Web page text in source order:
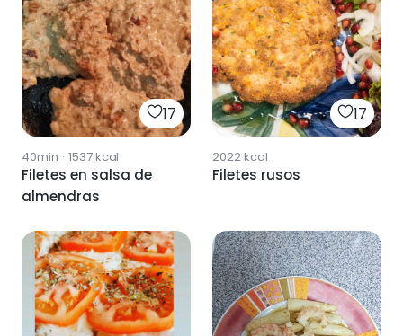
17
40min · 1537kcal
Filetes en salsa de
almendras
17
2022kcal
Filetes rusos